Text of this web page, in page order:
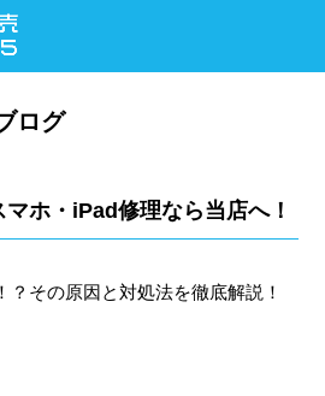
ログ
マホ・iPad修理なら当店へ！
？その原因と対処法を徹底解説！